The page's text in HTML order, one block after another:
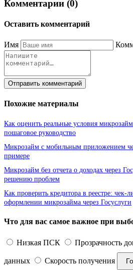
Комментарии (0)
Оставить комментарий
Имя
Отправить комментарий
Похожие материалы
Как оценить реальные условия
пошаговое руководство
Микрозайм с мобильным приложением
примере
Микрозайм без отчета о доходах через
решению проблем
Как проверить кредитора в реестре: чек-
оформлении микрозайма через Госуслуги
Что для вас самое важное при
Низкая ПСК Прозрачность
данных Скорость получения